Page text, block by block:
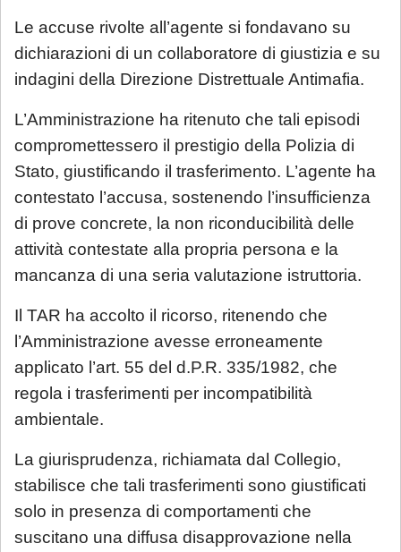
Le accuse rivolte all’agente si fondavano su
dichiarazioni di un collaboratore di giustizia e su
indagini della Direzione Distrettuale Antimafia.
L’Amministrazione ha ritenuto che tali episodi
compromettessero il prestigio della Polizia di
Stato, giustificando il trasferimento. L’agente ha
contestato l’accusa, sostenendo l’insufficienza
di prove concrete, la non riconducibilità delle
attività contestate alla propria persona e la
mancanza di una seria valutazione istruttoria.
Il TAR ha accolto il ricorso, ritenendo che
l’Amministrazione avesse erroneamente
applicato l’art. 55 del d.P.R. 335/1982, che
regola i trasferimenti per incompatibilità
ambientale.
La giurisprudenza, richiamata dal Collegio,
stabilisce che tali trasferimenti sono giustificati
solo in presenza di comportamenti che
suscitano una diffusa disapprovazione nella
avviso di conclusione delle indagini ex
art. 415-bis c.p.p.;
ricorsi, memorie e osservazioni con
termine di scadenza ricadente nel
periodo di chiusura,solo se
comunicate tempestivamente alla
notifica
Per tali casistiche La invitiamo a descrivere
dettagliatamente la situazione in una
email: la Sua richiesta sarà evasa
da parte dello Studio, che indicherà le
modalità di gestione.
Se è già cliente dello Studio, le richieste
non strettamente urgenti (aggiornamenti
sullo stato della pratica, quesiti generali,
gestione adempimenti processuali
rinviabili) saranno prese in carico al rientro,
a partire dal 1° settembre 2026.